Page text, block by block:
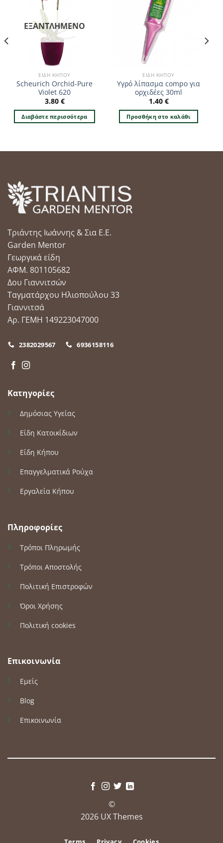
ΕΞΑΝΤΛΗΜΈΝΟ
ΕΊΔΗ ΚΉΠΟΥ
Scheurich Orchid-Pure
Violet 620
3.80 €
Διαβάστε περισσότερα
ΕΊΔΗ ΚΉΠΟΥ
Υγρό λίπασμα compo για
ορχιδέες 30ml
1.40 €
Προσθήκη στο καλάθι
Τριάντης Ιωάννης & Σια Ε.Ε.
Garden Mentor
Γεωργικά είδη
ΑΦΜ. 801105682
Δου Γιαννιτσών
Ταγματάρχου Ηλιοπούλου 33
Γιαννιτσά
Αρ. ΓΕΜΗ 149223047000
2382029567 6936158116
Κατηγορίες
Δημόσιας Υγείας
Είδη Κατοικίδιων
Είδη Κήπου
Επαγγελματικά Ρούχα
Εργαλεία Κήπου
Πληροφορίες
Τρόποι Πληρωμής
Τρόποι Αποστολής
Πολιτική Επιστροφών
Όροι Χρήσης
Πολιτική cookies
Επικοινωνία
Εμείς
Blog
Επικοινωνία
©
2026 UX Themes